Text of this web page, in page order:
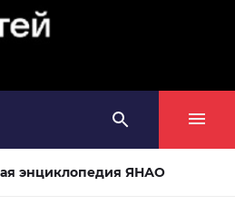
энциклопедия ЯНАО